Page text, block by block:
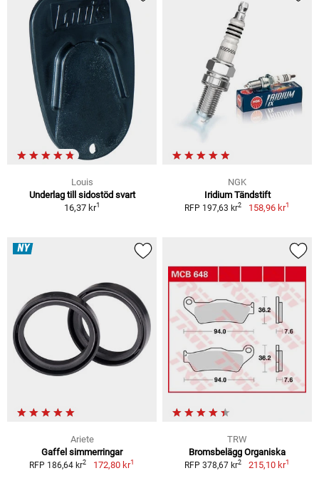
Louis
Underlag till sidostöd svart
16,37 kr1
NGK
Iridium Tändstift
RFP 197,63 kr2 158,96 kr1
NY
Ariete
Gaffel simmerringar
RFP 186,64 kr2 172,80 kr1
TRW
Bromsbelägg Organiska
RFP 378,67 kr2 215,10 kr1